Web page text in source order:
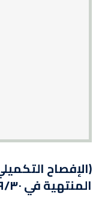
(الإفصاح
المنتهية في ٢٠٢٥/٠٩/٣٠